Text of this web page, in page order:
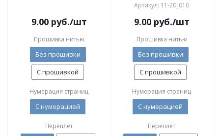
9.00руб./шт
Прошивка нитью
Без прошивки
С прошивкой
Нумерация страниц
С нумерацией
Переплет
Артикул: 11-20_010
9.00руб./шт
Прошивка нитью
Без прошивки
С прошивкой
Нумерация страниц
С нумерацией
Переплет